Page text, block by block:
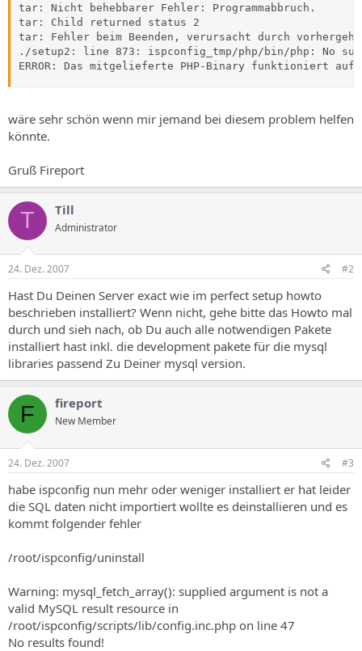
tar: Nicht behebbarer Fehler: Programmabbruch.
tar: Child returned status 2
tar: Fehler beim Beenden, verursacht durch
./setup2: line 873: ispconfig_tmp/php/bin/php: No
ERROR: Das mitgelieferte PHP-Binary funktioniert
wäre sehr schön wenn mir jemand bei diesem problem helfen
könnte.
Gruß Fireport
T Till
Administrator
24. Dez. 2007 #2
Hast Du Deinen Server exact wie im perfect setup howto
beschrieben installiert? Wenn nicht, gehe bitte das Howto mal
durch und sieh nach, ob Du auch alle notwendigen Pakete
installiert hast inkl. die development pakete für die mysql
libraries passend Zu Deiner mysql version.
F fireport
New Member
24. Dez. 2007 #3
habe ispconfig nun mehr oder weniger installiert er hat leider
die SQL daten nicht importiert wollte es deinstallieren und es
kommt folgender fehler
/root/ispconfig/uninstall
Warning: mysql_fetch_array(): supplied argument is not a
valid MySQL result resource in
/root/ispconfig/scripts/lib/config.inc.php on line 47
No results found!